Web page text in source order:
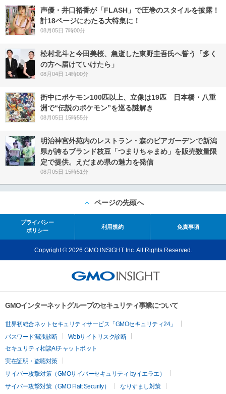
声優・井口裕香が「FLASH」で圧巻のスタイルを披露！
計18ページにわたる大特集に！
08月05日 7時00分
松村北斗と今田美桜、急逝した東野圭吾氏へ誓う「多く
の方へ届けていけたら」
08月04日 14時00分
街中にポケモン100匹以上、立像は19匹 日本橋・八重
洲で“伝説のポケモン”を巡る謎解き
08月05日 15時55分
明治神宮外苑内のレストラン・森のビアガーデンで新潟
県が誇るブランド枝豆「つまりちゃまめ」を販売数量限
定で提供。えだまめ県の魅力を発信
08月05日 15時51分
ページの先頭へ
プライバシー
ポリシー
利用規約 免責事項
Copyright © 2026 GMO INSIGHT Inc. All Rights Reserved.
GMOインターネットグループのセキュリティ事業について
世界初総合ネットセキュリティサービス「GMOセキュリティ24」
パスワード漏洩診断
Webサイトリスク診断
セキュリティ相談AIチャットボット
実在証明・盗聴対策
サイバー攻撃対策（GMOサイバーセキュリティ byイエラエ）
サイバー攻撃対策（GMO Flatt Security）
なりすまし対策